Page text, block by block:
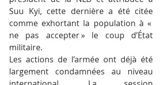
Suu Kyi, cette dernière a été citée
comme exhortant la population à «
ne pas accepter » le coup d’État
militaire.
Les actions de l’armée ont déjà été
largement condamnées au niveau